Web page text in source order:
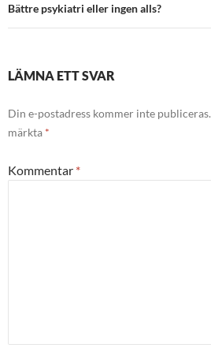
Bättre psykiatri eller ingen alls?
LÄMNA ETT SVAR
Din e-postadress kommer inte publiceras.
märkta *
Kommentar *